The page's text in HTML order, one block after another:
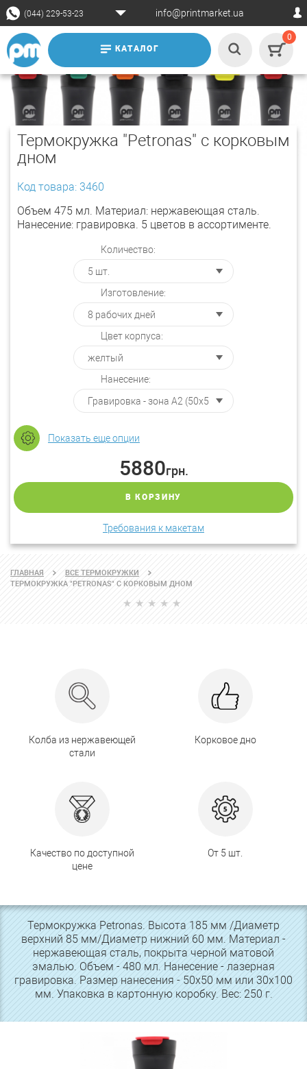
(044) 229-53-23 info@printmarket.ua
КАТАЛОГ
0
Термокружка "Petronas" с корковым
дном
Код товара: 3460
Объем 475 мл. Материал: нержавеющая сталь.
Нанесение: гравировка. 5 цветов в ассортименте.
Количество:
Изготовление:
Цвет корпуса:
Нанесение:
Показать еще опции
5880грн.
В КОРЗИНУ
Требования к макетам
ГЛАВНАЯ
ВСЕ ТЕРМОКРУЖКИ
ТЕРМОКРУЖКА "PETRONAS" С КОРКОВЫМ ДНОМ
Колба из нержавеющей
стали
Корковое дно
Качество по доступной
цене
От 5 шт.
Термокружка Petronas. Высота 185 мм /Диаметр
верхний 85 мм/Диаметр нижний 60 мм. Материал -
нержавеющая сталь, покрыта черной матовой
эмалью. Объем - 480 мл. Нанесение - лазерная
гравировка. Размер нанесения - 50х50 мм или 30х100
мм. Упаковка в картонную коробку. Вес: 250 г.